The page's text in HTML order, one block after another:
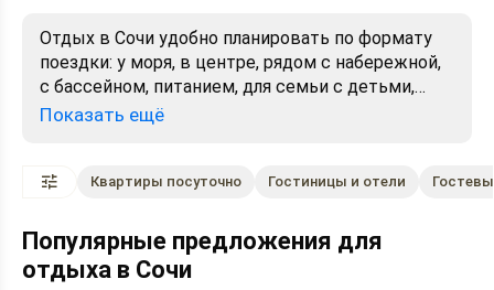
Отдых в Сочи удобно планировать по формату
поездки: у моря, в центре, рядом с набережной,
с бассейном, питанием, для семьи с детьми,
недорого или в оздоровительном формате. На
санатории и частный сектор по фото, отзывам,
Выбирайте подходящее жильё на 2026 год и
бронируйте напрямую без лишних посредников.
Показать ещё
Квартиры посуточно Гостиницы и отели
Популярные предложения для
отдыха в Сочи